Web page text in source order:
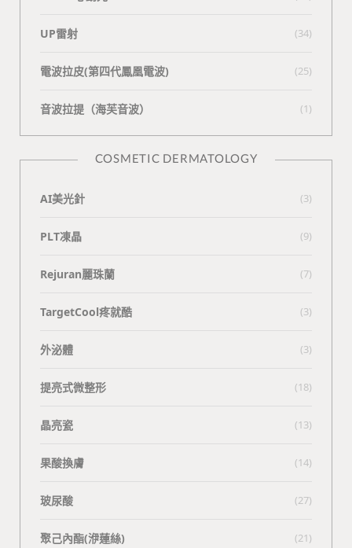
UP雷射 (34)
電波拉皮(第四代鳳凰電波) (25)
⾳波拉提（海芙⾳波） (1)
COSMETIC DERMATOLOGY
AI美光針 (3)
PLT凍晶 (9)
Rejuran麗珠蘭 (7)
TargetCool疼就酷 (3)
外泌體 (3)
提亮式微整形 (18)
晶亮瓷 (13)
果酸換膚 (14)
玻尿酸 (27)
聚己內酯(洢蓮絲) (21)